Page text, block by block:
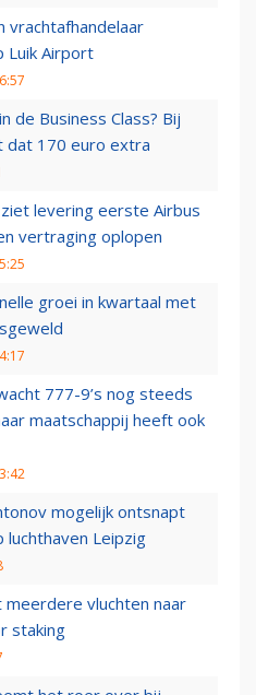
vrachtafhandelaar
Luik Airport
de Business Class? Bij
dat 170 euro extra
levering eerste Airbus
vertraging oplopen
groei in kwartaal met
777-9’s nog steeds
maatschappij heeft ook
mogelijk ontsnapt
luchthaven Leipzig
meerdere vluchten naar
staking